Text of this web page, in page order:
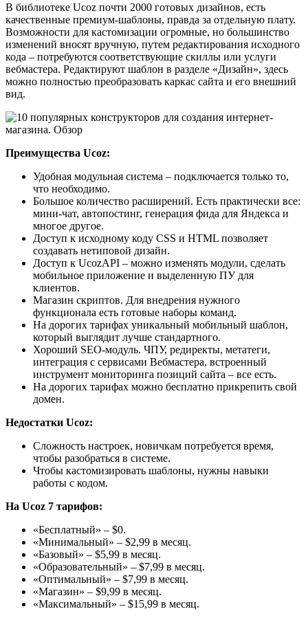
В библиотеке Ucoz почти 2000 готовых дизайнов, есть
качественные премиум-шаблоны, правда за отдельную плату.
Возможности для кастомизации огромные, но большинство
изменений вносят вручную, путем редактирования исходного
кода – потребуются соответствующие скиллы или услуги
вебмастера. Редактируют шаблон в разделе «Дизайн», здесь
можно полностью преобразовать каркас сайта и его внешний
вид.
Преимущества Ucoz:
Удобная модульная система – подключается только то,
что необходимо.
Большое количество расширений. Есть практически все:
мини-чат, автопостинг, генерация фида для Яндекса и
многое другое.
Доступ к исходному коду CSS и HTML позволяет
создавать нетиповой дизайн.
Доступ к UcozAPI – можно изменять модули, сделать
мобильное приложение и выделенную ПУ для
клиентов.
Магазин скриптов. Для внедрения нужного
функционала есть готовые наборы команд.
На дорогих тарифах уникальный мобильный шаблон,
который выглядит лучше стандартного.
Хороший SEO-модуль. ЧПУ, редиректы, метатеги,
интеграция с сервисами Вебмастера, встроенный
инструмент мониторинга позиций сайта – все есть.
На дорогих тарифах можно бесплатно прикрепить свой
домен.
Недостатки Ucoz:
Сложность настроек, новичкам потребуется время,
чтобы разобраться в системе.
Чтобы кастомизировать шаблоны, нужны навыки
работы с кодом.
На Ucoz 7 тарифов:
«Бесплатный» – $0.
«Минимальный» – $2,99 в месяц.
«Базовый» – $5,99 в месяц.
«Образовательный» – $7,99 в месяц.
«Оптимальный» – $7,99 в месяц.
«Магазин» – $9,99 в месяц.
«Максимальный» – $15,99 в месяц.